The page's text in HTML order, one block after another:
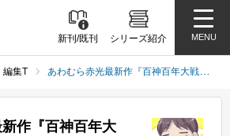
新刊/既刊 シリーズ紹介 MENU
編集T あわむら赤光最新作『百神百年大戦』試読版・第2弾を公開！
作『百神百年大